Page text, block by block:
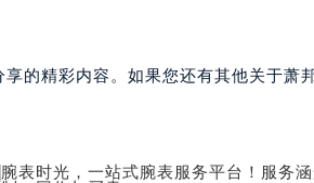
区河南街萧邦售后服务中心（需提前预
区人民大街萧邦售后服务中心（需提前
享的精彩内容。如果您还有其他关于萧